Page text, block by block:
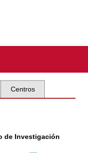
Centros
de Investigación